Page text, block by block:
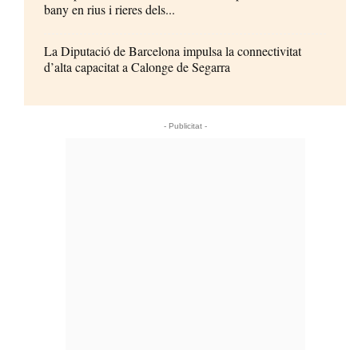
bany en rius i rieres dels...
La Diputació de Barcelona impulsa la connectivitat
d’alta capacitat a Calonge de Segarra
- Publicitat -